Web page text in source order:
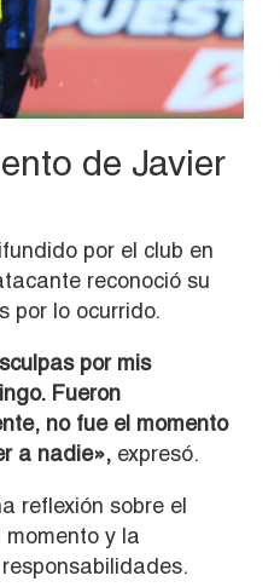
de Javier
por el club en
reconoció su
por lo ocurrido.
por mis
Fueron
no fue el momento
a nadie», expresó.
reflexión sobre el
y la